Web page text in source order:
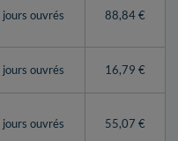
jours ouvrés 88,84 €
jours ouvrés 16,79 €
jours ouvrés 55,07 €